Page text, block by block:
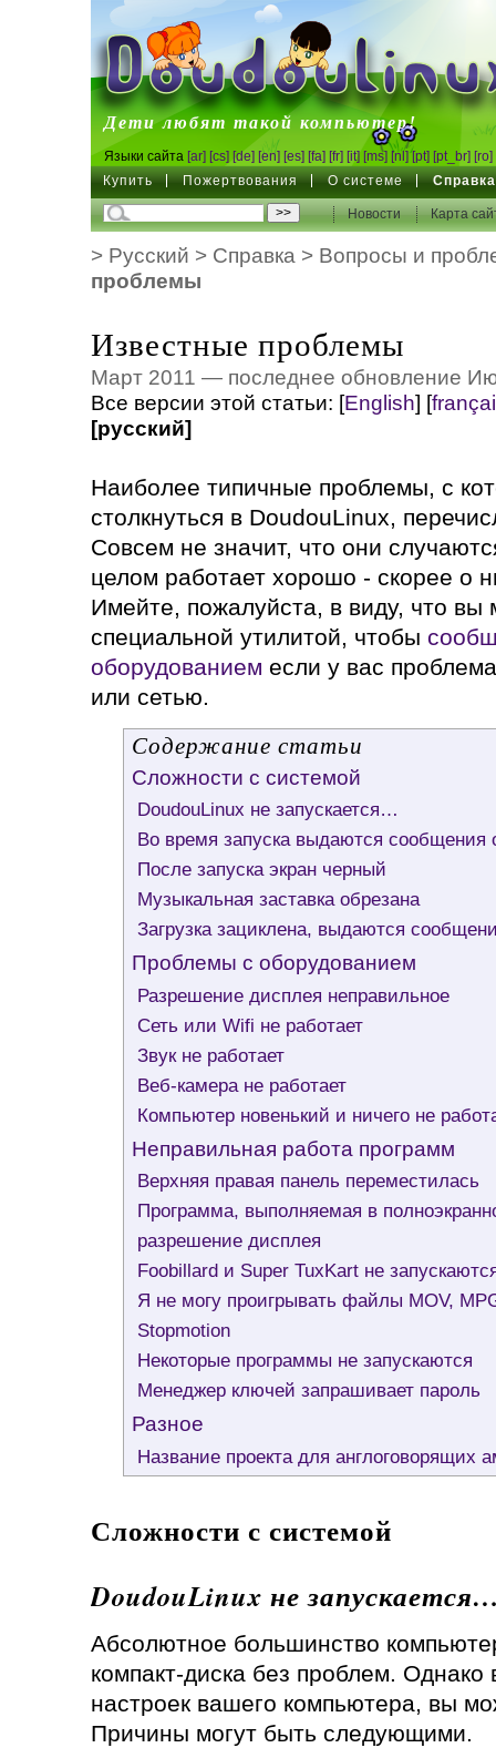
DoudouLinux
Дети любят такой компьютер!
Языки сайта [ar] [cs] [de] [en] [es] [fa] [fr] [it] [ms] [nl] [pt] [pt_br] [ro]
Купить Пожертвования О системе Справка
Новости Карта
> Русский > Справка > Вопросы и
проблемы
Известные проблемы
Март 2011 — последнее обновление
Все версии этой статьи: [English] [
[русский]
Наиболее типичные проблемы, с
столкнуться в DoudouLinux,
Совсем не значит, что они
целом работает хорошо - скорее о
Имейте, пожалуйста, в виду, что вы
специальной утилитой, чтобы
оборудованием если у вас
или сетью.
Содержание статьи
Сложности с системой
DoudouLinux не запускается…
Во время запуска выдаются сообщения
После запуска экран черный
Музыкальная заставка обрезана
Загрузка зациклена, выдаются
Проблемы с оборудованием
Разрешение дисплея неправильное
Сеть или Wifi не работает
Звук не работает
Веб-камера не работает
Компьютер новенький и ничего не
Неправильная работа программ
Верхняя правая панель переместилась
Программа, выполняемая в
разрешение дисплея
Foobillard и Super TuxKart не
Я не могу проигрывать файлы MOV,
Stopmotion
Некоторые программы не запускаются
Менеджер ключей запрашивает пароль
Разное
Название проекта для англоговорящих
Сложности с системой
DoudouLinux не
Абсолютное большинство
компакт-диска без проблем. Однако
настроек вашего компьютера, вы
Причины могут быть следующими.